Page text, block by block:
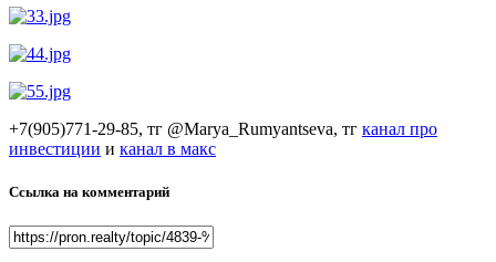
+7(905)771-29-85, тг @Marya_Rumyantseva, тг канал про
инвестиции и канал в макс
Ссылка на комментарий